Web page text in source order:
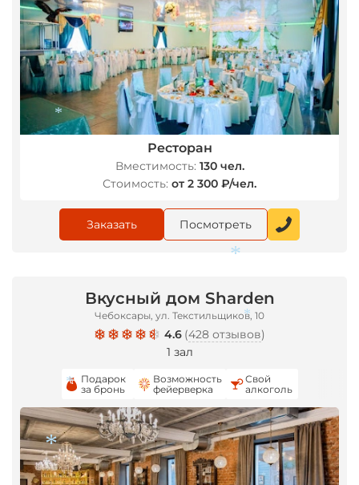
Ресторан
Вместимость: 130 чел.
Стоимость: от 2 300 ₽/чел.
Заказать Посмотреть
Вкусный дом Sharden
Чебоксары, ул. Текстильщиков, 10
4.6 (428 отзывов)
1 зал
Подарок
за бронь
Возможность
фейерверка
Свой
алкоголь
*
*